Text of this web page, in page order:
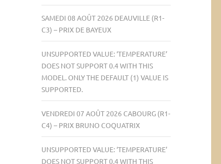
SAMEDI 08 AOÛT 2026 DEAUVILLE (R1-
C3) – PRIX DE BAYEUX
UNSUPPORTED VALUE: ‘TEMPERATURE’
DOES NOT SUPPORT 0.4 WITH THIS
MODEL. ONLY THE DEFAULT (1) VALUE IS
SUPPORTED.
VENDREDI 07 AOÛT 2026 CABOURG (R1-
C4) – PRIX BRUNO COQUATRIX
UNSUPPORTED VALUE: ‘TEMPERATURE’
DOES NOT SUPPORT 0.4 WITH THIS